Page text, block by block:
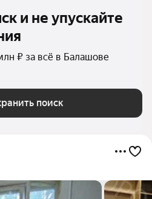
и не упускайте
₽ за всё в Балашове
поиск